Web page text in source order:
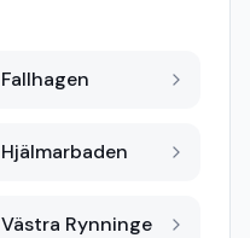
Fallhagen
Hjälmarbaden
Västra Rynninge